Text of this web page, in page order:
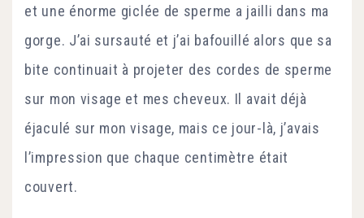
et une énorme giclée de sperme a jailli dans ma
gorge. J’ai sursauté et j’ai bafouillé alors que sa
bite continuait à projeter des cordes de sperme
sur mon visage et mes cheveux. Il avait déjà
éjaculé sur mon visage, mais ce jour-là, j’avais
l’impression que chaque centimètre était
couvert.